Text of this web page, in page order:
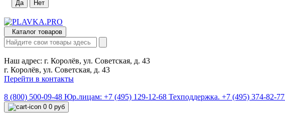
Каталог товаров
Наш адрес: г. Королёв, ул. Советская, д. 43
г. Королёв, ул. Советская, д. 43
Перейти в контакты
8 (800) 500-09-48 Юр.лицам: +7 (495) 129-12-68 Техподдержка. +7 (495) 374-82-77
0 0 руб